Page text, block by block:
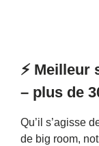
⚡️
– plus de
Qu’il s’agisse
de big room,